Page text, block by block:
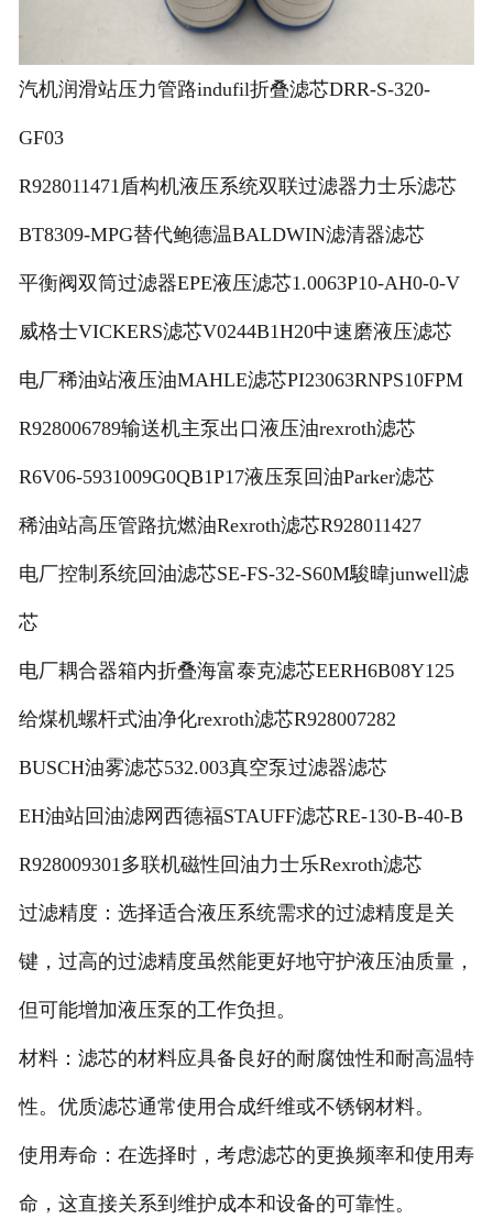
汽机润滑站压力管路indufil折叠滤芯DRR-S-320-
GF03
R928011471盾构机液压系统双联过滤器力士乐滤芯
BT8309-MPG替代鲍德温BALDWIN滤清器滤芯
平衡阀双筒过滤器EPE液压滤芯1.0063P10-AH0-0-V
威格士VICKERS滤芯V0244B1H20中速磨液压滤芯
电厂稀油站液压油MAHLE滤芯PI23063RNPS10FPM
R928006789输送机主泵出口液压油rexroth滤芯
R6V06-5931009G0QB1P17液压泵回油Parker滤芯
稀油站高压管路抗燃油Rexroth滤芯R928011427
电厂控制系统回油滤芯SE-FS-32-S60M駿暐junwell滤
芯
电厂耦合器箱内折叠海富泰克滤芯EERH6B08Y125
给煤机螺杆式油净化rexroth滤芯R928007282
BUSCH油雾滤芯532.003真空泵过滤器滤芯
EH油站回油滤网西德福STAUFF滤芯RE-130-B-40-B
R928009301多联机磁性回油力士乐Rexroth滤芯
过滤精度：选择适合液压系统需求的过滤精度是关
键，过高的过滤精度虽然能更好地守护液压油质量，
但可能增加液压泵的工作负担。
材料：滤芯的材料应具备良好的耐腐蚀性和耐高温特
性。优质滤芯通常使用合成纤维或不锈钢材料。
使用寿命：在选择时，考虑滤芯的更换频率和使用寿
命，这直接关系到维护成本和设备的可靠性。